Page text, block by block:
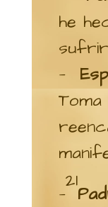
he
—
—
21